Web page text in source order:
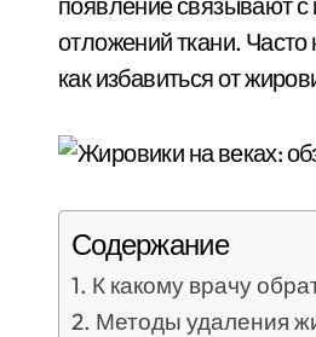
отложений ткани.
как избавиться от
Содержание
К какому врачу
Методы удаления